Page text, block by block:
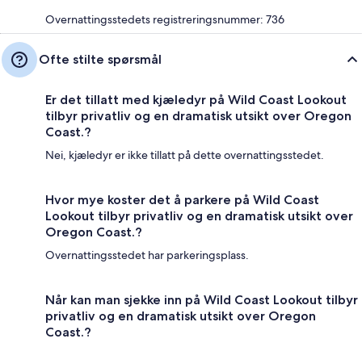
Overnattingsstedets registreringsnummer: 736
Ofte stilte spørsmål
Er det tillatt med kjæledyr på Wild Coast Lookout
tilbyr privatliv og en dramatisk utsikt over Oregon
Coast.?
Nei, kjæledyr er ikke tillatt på dette overnattingsstedet.
Hvor mye koster det å parkere på Wild Coast
Lookout tilbyr privatliv og en dramatisk utsikt over
Oregon Coast.?
Overnattingsstedet har parkeringsplass.
Når kan man sjekke inn på Wild Coast Lookout tilbyr
privatliv og en dramatisk utsikt over Oregon
Coast.?